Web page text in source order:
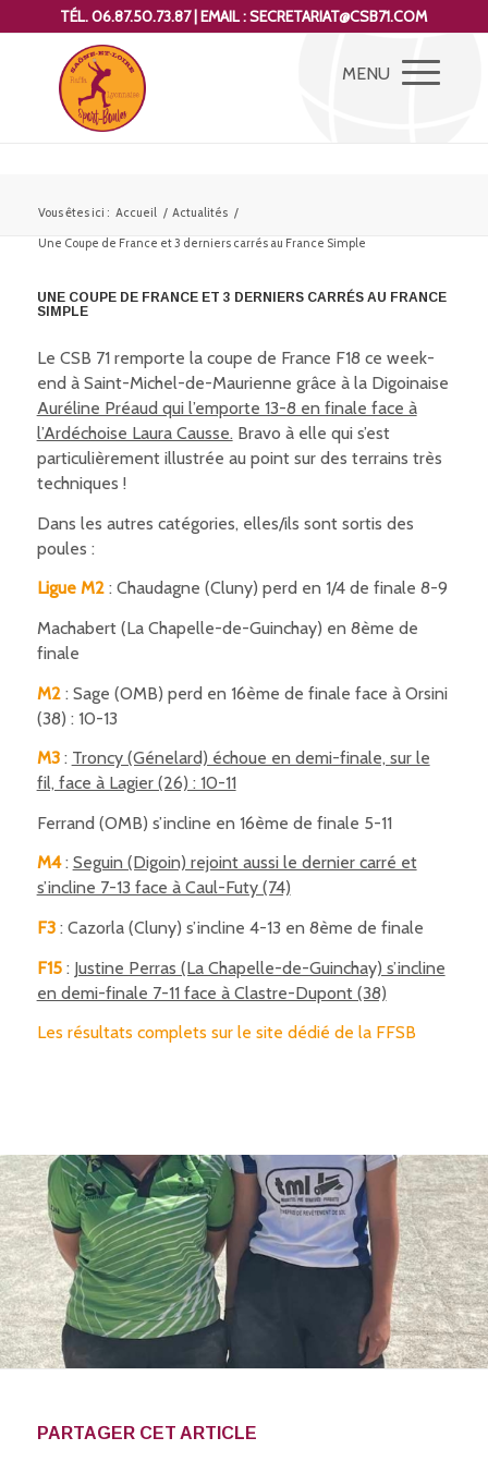
TÉL. 06.87.50.73.87 | EMAIL : SECRETARIAT@CSB71.COM
Vous êtes ici : Accueil / Actualités /
Une Coupe de France et 3 derniers carrés au France Simple
UNE COUPE DE FRANCE ET 3 DERNIERS CARRÉS AU FRANCE
SIMPLE
Le CSB 71 remporte la coupe de France F18 ce week-
end à Saint-Michel-de-Maurienne grâce à la Digoinaise
Auréline Préaud qui l’emporte 13-8 en finale face à
l’Ardéchoise Laura Causse.Bravo à elle qui s’est
particulièrement illustrée au point sur des terrains très
techniques !
Dans les autres catégories, elles/ils sont sortis des
poules :
Ligue M2: Chaudagne (Cluny) perd en 1/4 de finale 8-9
Machabert (La Chapelle-de-Guinchay) en 8ème de
finale
M2: Sage (OMB) perd en 16ème de finale face à Orsini
(38) : 10-13
M3: Troncy (Génelard) échoue en demi-finale, sur le
fil, face à Lagier (26) : 10-11
Ferrand (OMB) s’incline en 16ème de finale 5-11
M4: Seguin (Digoin) rejoint aussi le dernier carré et
s’incline 7-13 face à Caul-Futy (74)
F3: Cazorla (Cluny) s’incline 4-13 en 8ème de finale
F15: Justine Perras (La Chapelle-de-Guinchay) s’incline
en demi-finale 7-11 face à Clastre-Dupont (38)
Les résultats complets sur le site dédié de la FFSB
PARTAGER CET ARTICLE